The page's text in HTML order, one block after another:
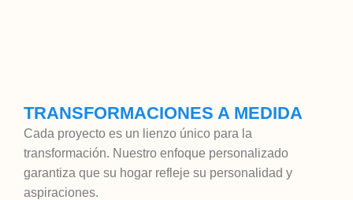
TRANSFORMACIONES A MEDIDA
Cada proyecto es un lienzo único para la
transformación. Nuestro enfoque personalizado
garantiza que su hogar refleje su personalidad y
aspiraciones.